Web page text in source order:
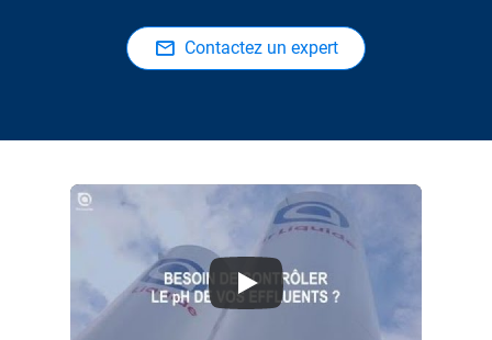
Contactez un expert
Explication du traitement des eaux usées avec du CO2 par Air Liquide